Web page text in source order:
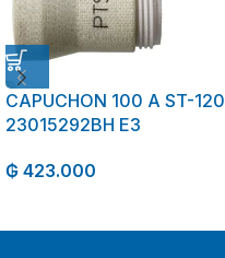
CAPUCHON 100 A ST-120
23015292BH E3
₲ 423.000